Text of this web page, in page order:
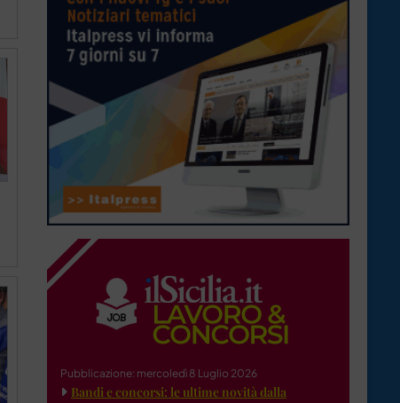
Pubblicazione: mercoledì 8 Luglio 2026
Bandi e concorsi: le ultime novità dalla